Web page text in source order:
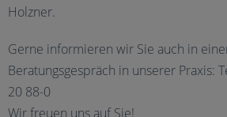
Holzner.
Gerne informieren wir Sie auch in
Beratungsgespräch in unserer Praxis:
20 88-0
Wir freuen uns auf Sie!